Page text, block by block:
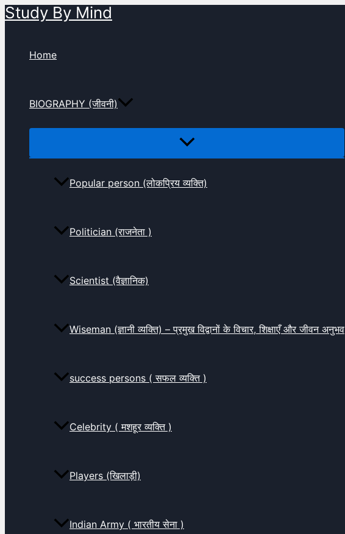
Skip
Study By Mind
Home
BIOGRAPHY (जीवनी)
Popular person (लोकप्रिय व्यक्ति)
Politician (राजनेता )
Scientist (वैज्ञानिक)
Wiseman (ज्ञानी व्यक्ति) – प्रमुख विद्वानों के विचार, शिक्षाएँ और जीवन अनुभव
success persons ( सफल व्यक्ति )
Celebrity ( मशहूर व्यक्ति )
Players (खिलाड़ी)
Indian Army ( भारतीय सेना )